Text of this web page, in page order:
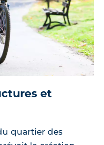
et
quartier des